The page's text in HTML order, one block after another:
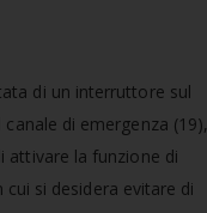
di un interruttore sul
di emergenza (19),
attivare la funzione di
si desidera evitare di